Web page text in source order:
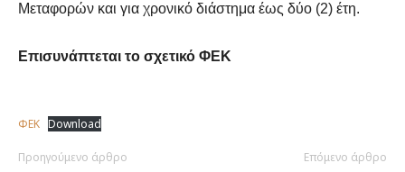
Μεταφορών και για χρονικό διάστημα έως δύο (2) έτη.
Επισυνάπτεται το σχετικό ΦΕΚ
ΦΕΚ Download
Προηγούμενο άρθρο Επόμενο άρθρο